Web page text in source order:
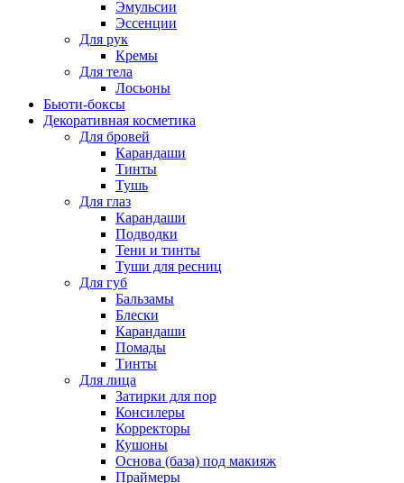
Эмульсии
Эссенции
Для рук
Кремы
Для тела
Лосьоны
Бьюти-боксы
Декоративная косметика
Для бровей
Карандаши
Тинты
Тушь
Для глаз
Карандаши
Подводки
Тени и тинты
Туши для ресниц
Для губ
Бальзамы
Блески
Карандаши
Помады
Тинты
Для лица
Затирки для пор
Консилеры
Корректоры
Кушоны
Основа (база) под макияж
Праймеры